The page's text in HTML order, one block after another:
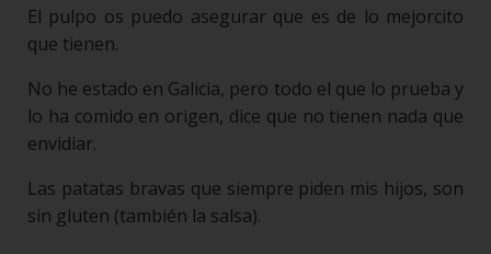
El pulpo os puedo asegurar que es de lo mejorcito
que tienen.
No he estado en Galicia, pero todo el que lo prueba y
lo ha comido en origen, dice que no tienen nada que
envidiar.
Las patatas bravas que siempre piden mis hijos, son
sin gluten (también la salsa).